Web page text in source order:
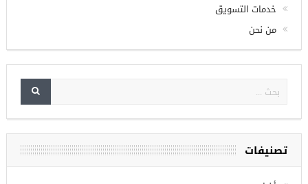
خدمات التسويق
من نحن
تصنيفات